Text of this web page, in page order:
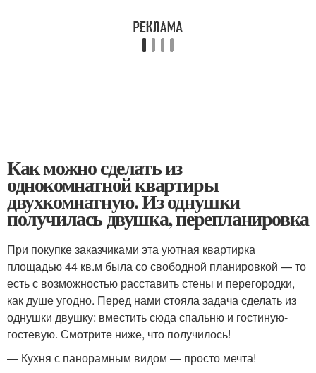
Как можно сделать из
однокомнатной квартиры
двухкомнатную. Из однушки
получилась двушка, перепланировка
При покупке заказчиками эта уютная квартирка
площадью 44 кв.м была со свободной планировкой — то
есть с возможностью расставить стены и перегородки,
как душе угодно. Перед нами стояла задача сделать из
однушки двушку: вместить сюда спальню и гостиную-
гостевую. Смотрите ниже, что получилось!
— Кухня с панорамным видом — просто мечта!